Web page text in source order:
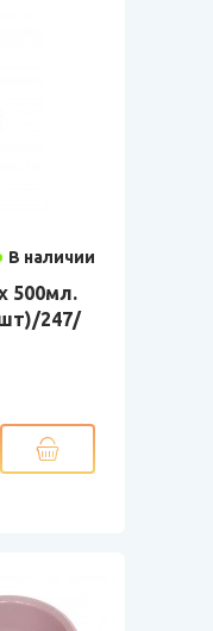
В наличии
500мл.
247/